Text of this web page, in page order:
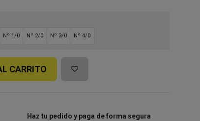
Nº 1/0 Nº 2/0 Nº 3/0 Nº 4/0
CARRITO
Haz tu pedido y paga de forma segura